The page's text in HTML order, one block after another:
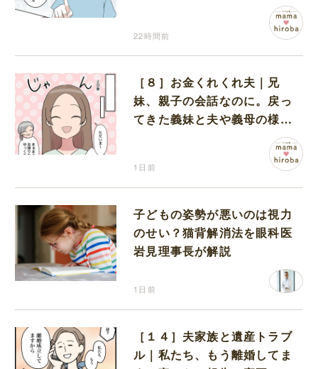
22時間前
［８］お金くれくれ夫｜兄
妹、親子の会話なのに。戻っ
てきた義妹と夫や義母の様子
1日前
子どもの姿勢が悪いのは視力
のせい？猫背解消法を眼科医
岩見理事長が解説
1日前
［１４］夫家族と遺産トラブ
ル｜私たち、もう離婚してま